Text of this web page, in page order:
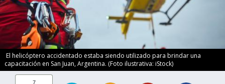
El helicóptero accidentado estaba siendo utilizado para brindar una
capacitación en San Juan, Argentina. (Foto ilustrativa: iStock)
7